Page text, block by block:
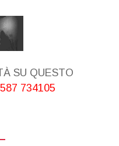
SU QUESTO
734105